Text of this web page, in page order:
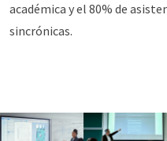
académica y el 80% de
sincrónicas.